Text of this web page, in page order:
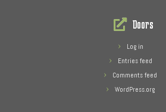
Doors
Log in
Entries feed
Comments feed
WordPress.org